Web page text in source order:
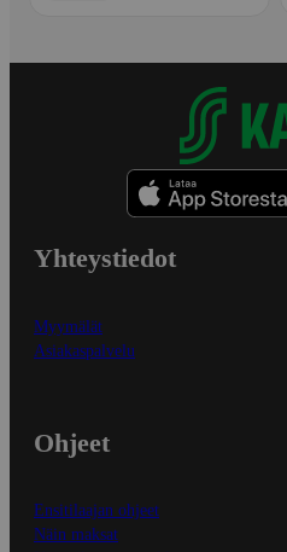
Yhteystiedot
Myymälät
Asiakaspalvelu
Ohjeet
Ensitilaajan ohjeet
Näin maksat